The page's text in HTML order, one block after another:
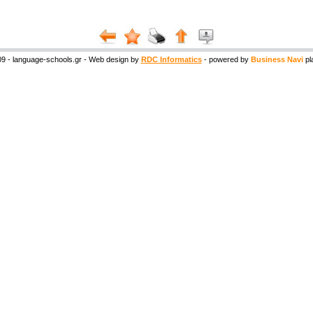
- language-schools.gr - Web design by RDC Informatics- powered by Business Navi